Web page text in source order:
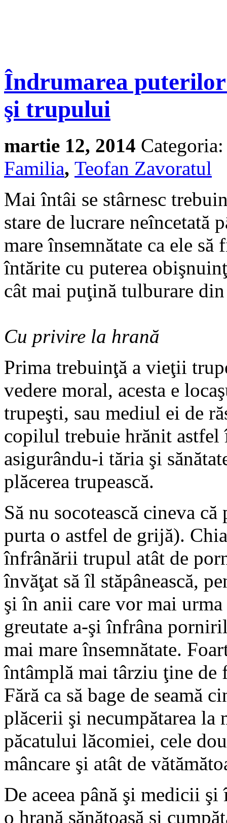
Îndrumarea
şi trupului
martie 12, 2014 Categoria:
Familia, Teofan Zavoratul
Mai întâi se stârnesc
stare de lucrare neîncetată
mare însemnătate ca ele
întărite cu puterea
cât mai puţină tulburare
Cu privire la hrană
Prima trebuinţă a vieţii
vedere moral, acesta e
trupeşti, sau mediul ei de
copilul trebuie hrănit
asigurându-i tăria şi
plăcerea trupească.
Să nu socotească cineva
purta o astfel de grijă).
înfrânării trupul atât de
învăţat să îl stăpânească,
şi în anii care vor mai
greutate a-şi înfrâna
mai mare însemnătate.
întâmplă mai târziu ţine
Fără ca să bage de seamă
plăcerii şi necumpătarea la
păcatului lăcomiei, cele
mâncare şi atât de
De aceea până şi medicii
o hrană sănătoasă şi